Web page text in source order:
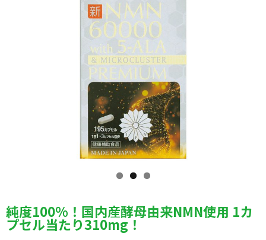
純度100%！国内産酵母由来NMN使用 1カ
プセル当たり310mg！